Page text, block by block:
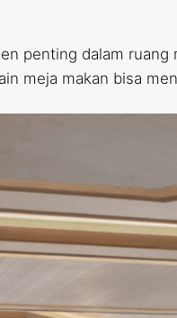
penting dalam
meja makan bisa